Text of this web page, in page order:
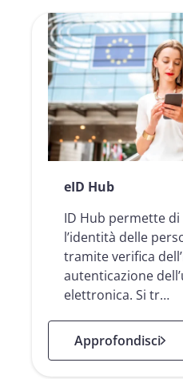
eID Hub
ID Hub permette
l’identità delle
tramite verifica
autenticazione
elettronica. Si tr…
Approfondisci
: eID Hub